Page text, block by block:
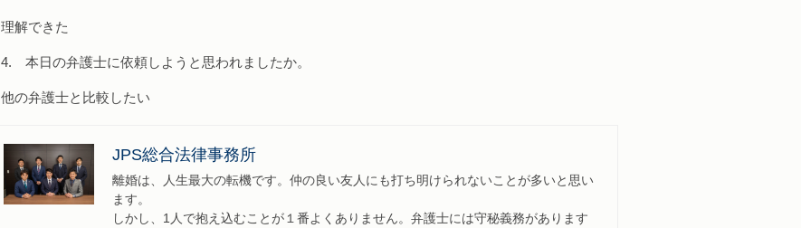
理解できた
4. 本日の弁護士に依頼しようと思われましたか。
他の弁護士と比較したい
JPS総合法律事務所
離婚は、人生最大の転機です。仲の良い友人にも打ち明けられないことが多いと思い
ます。
しかし、1人で抱え込むことが１番よくありません。弁護士には守秘義務があります